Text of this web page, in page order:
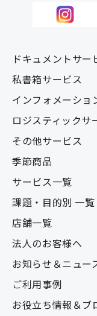
ドキュメントサー
私書箱サービス
インフォメーショ
ロジスティックサ
その他サービス
季節商品
サービス一覧
課題・目的別 一覧
店舗一覧
法人のお客様へ
お知らせ＆ニュー
ご利用事例
お役立ち情報＆ブ